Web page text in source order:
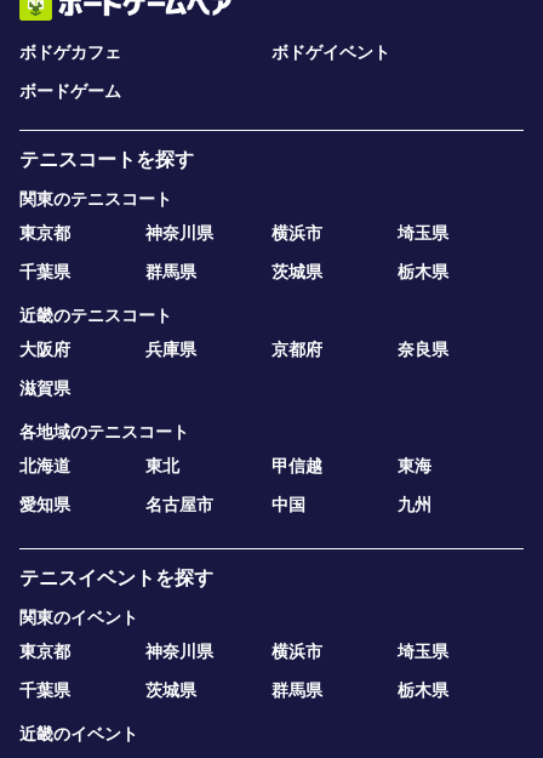
ボドゲカフェ
ボドゲイベント
ボードゲーム
テニスコートを探す
関東のテニスコート
東京都
神奈川県 横浜市
埼玉県
千葉県
群馬県 茨城県 栃木県
近畿のテニスコート
大阪府
兵庫県 京都府
奈良県
滋賀県
各地域のテニスコート
北海道
東北 甲信越
東海
愛知県
名古屋市 中国 九州
テニスイベントを探す
関東のイベント
東京都
神奈川県 横浜市
埼玉県
千葉県
茨城県 群馬県 栃木県
近畿のイベント